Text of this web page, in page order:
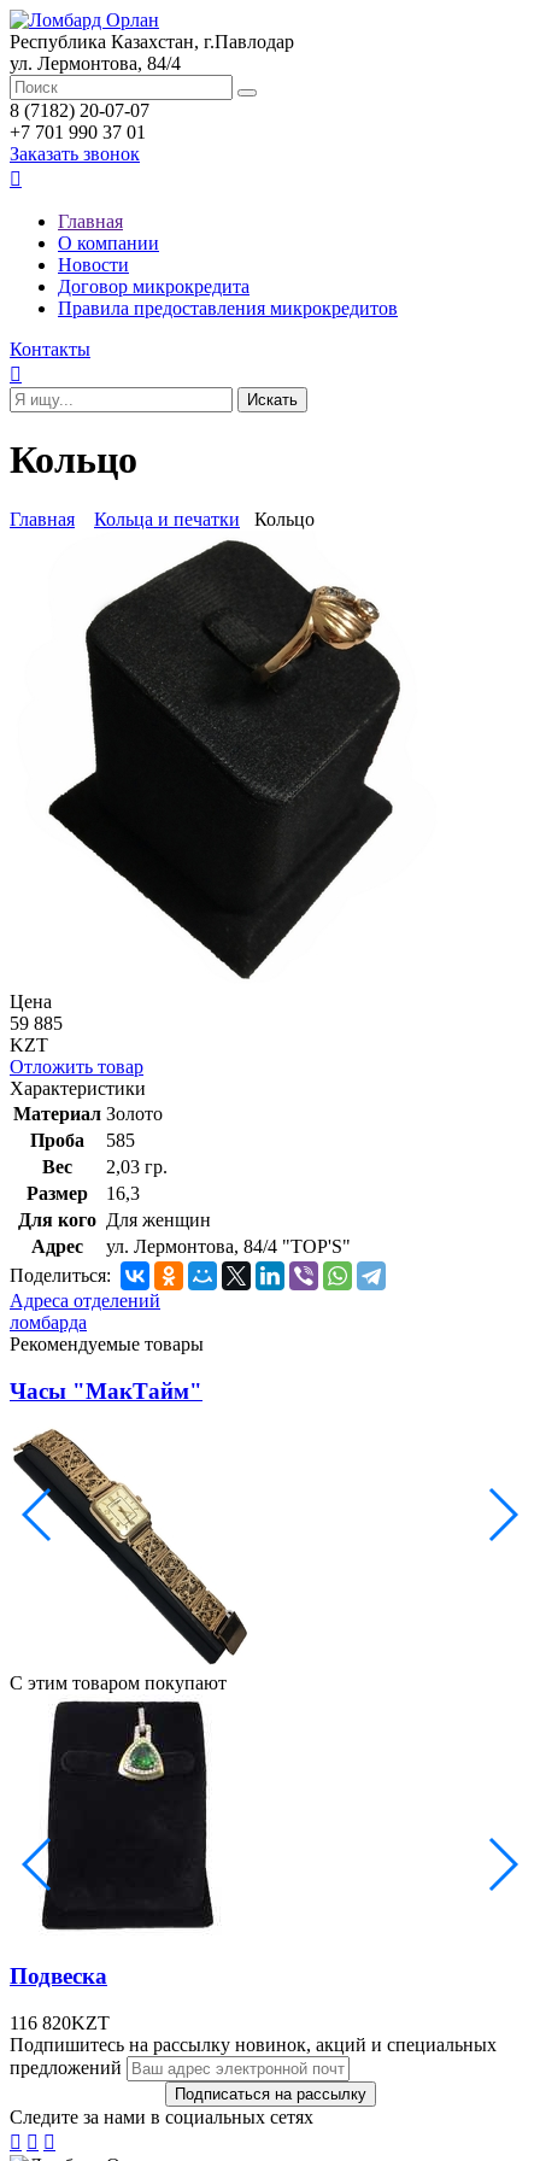
Республика Казахстан, г.Павлодар
ул. Лермонтова, 84/4
8 (7182) 20-07-07
+7 701 990 37 01
Заказать звонок

Главная
О компании
Новости
Договор микрокредита
Правила предоставления микрокредитов
Контакты

Кольцо
Главная Кольца и печатки Кольцо
Цена
59 885
KZT
Отложить товар
Характеристики
Материал Золото
Проба
585
Вес
2,03 гр.
Размер
16,3
Для кого Для женщин
Адрес
ул. Лермонтова, 84/4 "TOP'S"
Поделиться:
Адреса отделений
ломбарда
Рекомендуемые товары
Часы "МакТайм"
С этим товаром покупают
Подвеска
116 820KZT
Подпишитесь на рассылку новинок, акций и специальных
предложений
Следите за нами в социальных сетях
  